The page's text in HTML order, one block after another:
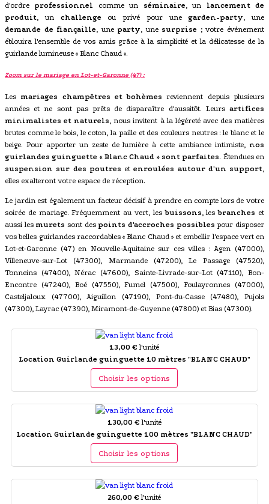
d'ordre professionnel comme un séminaire, un
lancement de
produit , un challengeou privé pour unegarden-party , une
demande de fiançaille , une party , une surprise ; votre événement
éblouira l'ensemble de vos amis grâce à la simplicité et la délicatesse de la
guirlande lumineuse « Blanc Chaud ».
Zoom sur le mariage en Lot-et-Garonne (47) :
Les mariages champêtres et bohèmes reviennent depuis plusieurs
années et ne sont pas prêts de disparaître d'aussitôt. Leurs artifices
minimalistes et naturels , nous invitent à la légéreté avec des matières
brutes comme le bois, le coton, la paille et des couleurs neutres : le blanc et le
beige. Pour apporter un zeste de lumière à cette ambiance intimiste, nos
guirlandes guinguette « Blanc Chaud » sont parfaites. Étendues en
suspension sur des poutres etenroulées autour d'un support
elles exalteront votre espace de réception.
Le jardin est également un facteur décisif à prendre en compte lors de votre
soirée de mariage. Fréquemment au vert, lesbuissons , lesbranches et
aussi les murets sont des points d'accroches possibles pour disposer
vos belles guirlandes raccordables « Blanc Chaud » et embellir l'espace vert en
Lot-et-Garonne (47) en Nouvelle-Aquitaine sur ces villes : Agen (47000),
Villeneuve-sur-Lot (47300), Marmande (47200), Le Passage (47520),
Tonneins (47400), Nérac (47600), Sainte-Livrade-sur-Lot (47110), Bon-
Encontre (47240), Boé (47550), Fumel (47500), Foulayronnes (47000),
Casteljaloux (47700), Aiguillon (47190), Pont-du-Casse (47480), Pujols
(47300), Layrac (47390), Miramont-de-Guyenne (47800) et Bias (47300).
13,00 € l'unité
Location Guirlande guinguette 10 mètres "BLANC CHAUD"
Choisir les options
130,00 € l'unité
Location Guirlande guinguette 100 mètres "BLANC CHAUD"
Choisir les options
260,00 € l'unité